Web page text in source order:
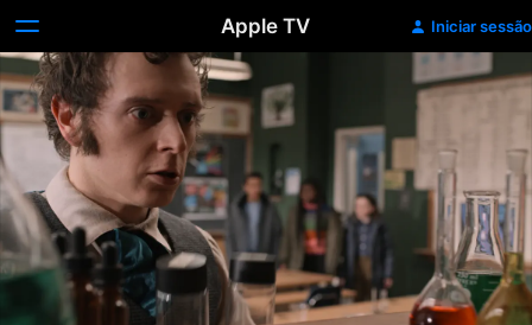
Apple TV Iniciar sessão